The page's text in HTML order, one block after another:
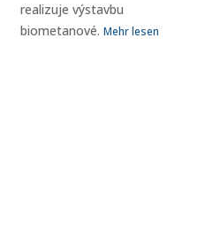
realizuje výstavbu
biometanové. Mehr lesen